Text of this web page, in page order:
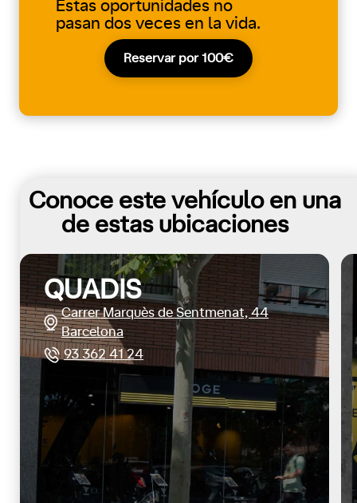
Estas oportunidades no
pasan dos veces en la vida.
Reservar por 100€
Conoce este vehículo en una
de estas ubicaciones
QUADIS
Carrer Marquès de Sentmenat, 44
Barcelona
93 362 41 24